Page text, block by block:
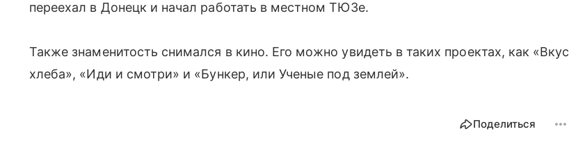
переехал в Донецк и начал работать в местном ТЮЗе.
Также знаменитость снимался в кино. Его можно увидеть в таких проектах, как «Вкус
хлеба», «Иди и смотри» и «Бункер, или Ученые под землей».
Поделиться